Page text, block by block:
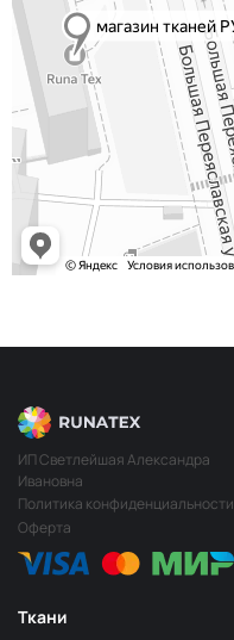
Ткани
ИП Светлейшая Александра
Ивановна
Политика конфиденциальности
Оферта